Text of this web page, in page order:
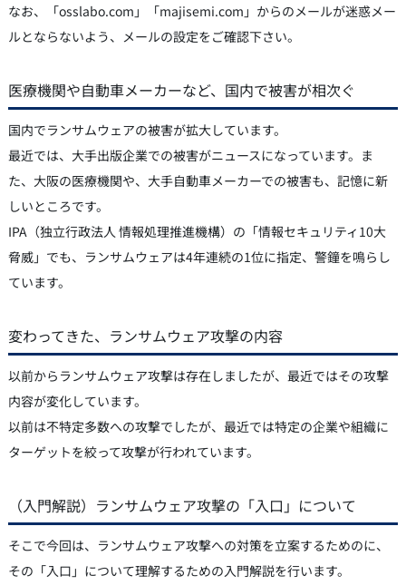
なお、「osslabo.com」「majisemi.com」からのメールが迷惑メー
ルとならないよう、メールの設定をご確認下さい。
医療機関や自動車メーカーなど、国内で被害が相次ぐ
国内でランサムウェアの被害が拡大しています。
最近では、大手出版企業での被害がニュースになっています。ま
た、大阪の医療機関や、大手自動車メーカーでの被害も、記憶に新
しいところです。
IPA（独立行政法人 情報処理推進機構）の「情報セキュリティ10大
脅威」でも、ランサムウェアは4年連続の1位に指定、警鐘を鳴らし
ています。
変わってきた、ランサムウェア攻撃の内容
以前からランサムウェア攻撃は存在しましたが、最近ではその攻撃
内容が変化しています。
以前は不特定多数への攻撃でしたが、最近では特定の企業や組織に
ターゲットを絞って攻撃が行われています。
（入門解説）ランサムウェア攻撃の「入口」について
そこで今回は、ランサムウェア攻撃への対策を立案するためのに、
その「入口」について理解するための入門解説を行います。